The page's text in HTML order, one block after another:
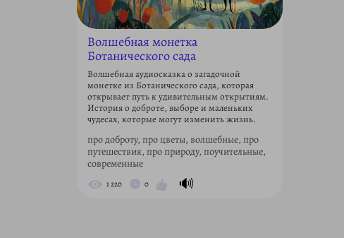
Волшебная монетка
Ботанического сада
Волшебная аудиосказка о загадочной
монетке из Ботанического сада, которая
открывает путь к удивительным открытиям.
История о доброте, выборе и маленьких
чудесах, которые могут изменить жизнь.
про доброту, про цветы, волшебные, про
путешествия, про природу, поучительные,
современные
1 220 0 🔊